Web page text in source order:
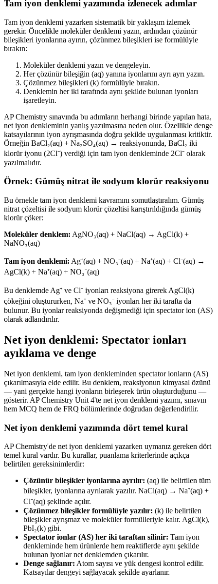
Tam iyon denklemi yazımında izlenecek adımlar
Tam iyon denklemi yazarken sistematik bir yaklaşım izlemek
gerekir. Öncelikle moleküler denklemi yazın, ardından çözünür
bileşikleri iyonlarına ayırın, çözünmez bileşikleri ise formülüyle
bırakın:
Moleküler denklemi yazın ve dengeleyin.
Her çözünür bileşiğin (aq) yanına iyonlarını ayrı ayrı yazın.
Çözünmez bileşikleri (k) formülüyle bırakın.
Denklemin her iki tarafında aynı şekilde bulunan iyonları
işaretleyin.
AP Chemistry sınavında bu adımların herhangi birinde yapılan hata,
net iyon denkleminin yanlış yazılmasına neden olur. Özellikle denge
katsayılarının iyon ayrışmasında doğru şekilde uygulanması kritiktir.
Örneğin BaCl₂(aq) + Na₂SO₄(aq) → reaksiyonunda, BaCl₂ iki
klorür iyonu (2Cl⁻) verdiği için tam iyon denkleminde 2Cl⁻ olarak
yazılmalıdır.
Örnek: Gümüş nitrat ile sodyum klorür reaksiyonu
Bu örnekle tam iyon denklemi kavramını somutlaştıralım. Gümüş
nitrat çözeltisi ile sodyum klorür çözeltisi karıştırıldığında gümüş
klorür çöker:
Moleküler denklem: AgNO₃(aq) + NaCl(aq) → AgCl(k) +
NaNO₃(aq)
Tam iyon denklemi: Ag⁺(aq) + NO₃⁻(aq) + Na⁺(aq) + Cl⁻(aq) →
AgCl(k) + Na⁺(aq) + NO₃⁻(aq)
Bu denklemde Ag⁺ ve Cl⁻ iyonları reaksiyona girerek AgCl(k)
çökeğini oluştururken, Na⁺ ve NO₃⁻ iyonları her iki tarafta da
bulunur. Bu iyonlar reaksiyonda değişmediği için spectator ion (AS)
olarak adlandırılır.
Net iyon denklemi: Spectator ionları
ayıklama ve denge
Net iyon denklemi, tam iyon denkleminden spectator ionların (AS)
çıkarılmasıyla elde edilir. Bu denklem, reaksiyonun kimyasal özünü
— yani gerçekte hangi iyonların birleşerek ürün oluşturduğunu —
gösterir. AP Chemistry Unit 4'te net iyon denklemi yazımı, sınavın
hem MCQ hem de FRQ bölümlerinde doğrudan değerlendirilir.
Net iyon denklemi yazımında dört temel kural
AP Chemistry'de net iyon denklemi yazarken uymanız gereken dört
temel kural vardır. Bu kurallar, puanlama kriterlerinde açıkça
belirtilen gereksinimlerdir:
Çözünür bileşikler iyonlarına ayrılır: (aq) ile belirtilen tüm
bileşikler, iyonlarına ayrılarak yazılır. NaCl(aq) → Na⁺(aq) +
Cl⁻(aq) şeklinde açılır.
Çözünmez bileşikler formülüyle yazılır: (k) ile belirtilen
bileşikler ayrışmaz ve moleküler formülleriyle kalır. AgCl(k),
PbI₂(k) gibi.
Spectator ionlar (AS) her iki taraftan silinir: Tam iyon
denkleminde hem ürünlerde hem reaktiflerde aynı şekilde
bulunan iyonlar net denklemden çıkarılır.
Denge sağlanır: Atom sayısı ve yük dengesi kontrol edilir.
Katsayılar dengeyi sağlayacak şekilde ayarlanır.